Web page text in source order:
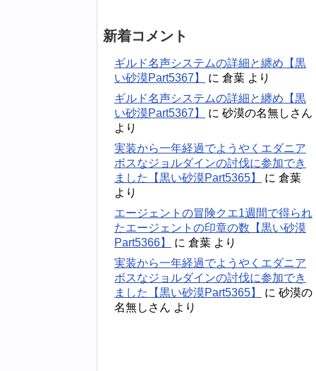
新着コメント
ギルド名声システムの詳細と纏め【黒
い砂漠Part5367】
に 倉葉 より
ギルド名声システムの詳細と纏め【黒
い砂漠Part5367】
に 砂漠の名無しさん
より
実装から一年経過でようやくエダニア
ボスなジョルダインの討伐に参加でき
ました【黒い砂漠Part5365】
に 倉葉
より
エージェントの冒険クエ1週間で得られ
たエージェントの印章の数【黒い砂漠
Part5366】
に 倉葉 より
実装から一年経過でようやくエダニア
ボスなジョルダインの討伐に参加でき
ました【黒い砂漠Part5365】
に 砂漠の
名無しさん より